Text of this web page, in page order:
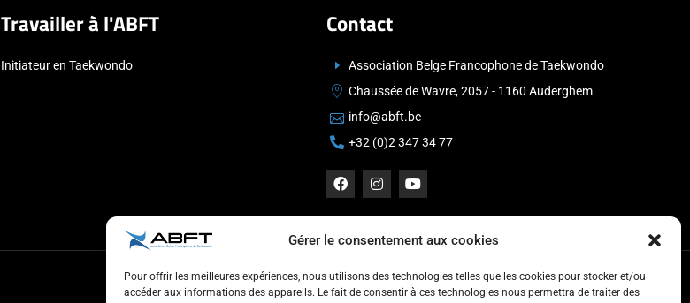
Gérer le consentement aux cookies
Pour offrir les meilleures expériences, nous utilisons des technologies telles que les cookies pour stocker et/ou
accéder aux informations des appareils. Le fait de consentir à ces technologies nous permettra de traiter des
Travailler à l'ABFT
Initiateur en Taekwondo
Contact
Association Belge Francophone de Taekwondo
Chaussée de Wavre, 2057 - 1160 Auderghem
info@abft.be
+32 (0)2 347 34 77